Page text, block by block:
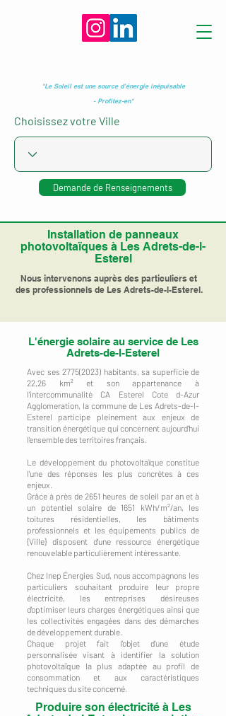
"Le Soleil est une source d’énergie inépuisable
- Profitez-en"
Choisissez votre Ville
Demande de Renseignements
Installation de panneaux
photovoltaïques à Les Adrets-de-l-
Esterel
Nous intervenons auprès des particuliers et
des professionnels de Les Adrets-de-l-Esterel.
L'énergie solaire au service de Les
Adrets-de-l-Esterel
Avec ses 2775(2023) habitants, sa superficie de
22,26 km² et son appartenance à
l'intercommunalité CA Esterel Cote d-Azur
Agglomeration, la commune de Les Adrets-de-l-
Esterel participe pleinement aux enjeux de
transition énergétique qui concernent aujourd'hui
l'ensemble des territoires français.
Le développement du photovoltaïque constitue
l'une des réponses les plus concrètes à ces
enjeux.
Grâce à près de 2651 heures de soleil par an et à
un potentiel solaire de 1651 kWh/m²/an, les
toitures résidentielles, les bâtiments
professionnels et les équipements publics de
{Ville} disposent d'une ressource énergétique
renouvelable particulièrement intéressante.
Chez Inep Énergies Sud, nous accompagnons les
particuliers souhaitant produire leur propre
électricité, les entreprises désireuses
d'optimiser leurs charges énergétiques ainsi que
les collectivités engagées dans des démarches
de développement durable.
Chaque projet fait l'objet d'une étude
personnalisée visant à identifier la solution
photovoltaïque la plus adaptée au profil de
consommation et aux caractéristiques
techniques du site concerné.
Produire son électricité à Les